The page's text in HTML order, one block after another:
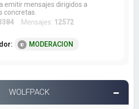
emitir mensajes dirigidos a
concretas.
Mensajes: 12572
MODERACION
WOLFPACK